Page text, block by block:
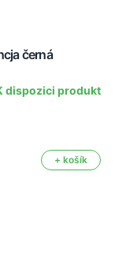
černá
dispozici produkt
+ košík